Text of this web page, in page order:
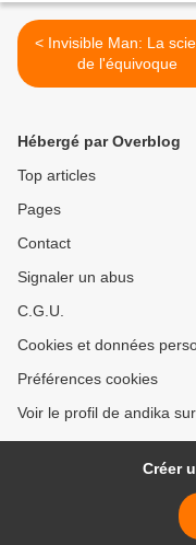
< Invisible Man: La science
de l'équivoque
Hébergé par Overblog
Top articles
Pages
Contact
Signaler un abus
C.G.U.
Cookies et données
Préférences cookies
Voir le profil de andika
Créer